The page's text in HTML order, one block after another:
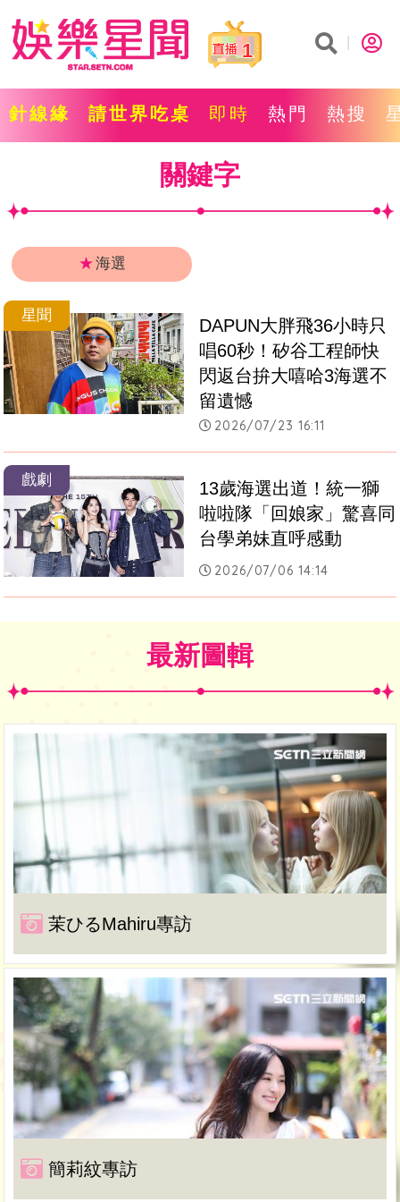
1
針線緣 請世界吃桌 即時 熱門 熱搜
關鍵字
★海選
星聞
DAPUN大胖飛36小時只
唱60秒！矽谷工程師快
閃返台拚大嘻哈3海選不
留遺憾
2026/07/23 16:11
戲劇
13歲海選出道！統一獅
啦啦隊「回娘家」驚喜同
台學弟妹直呼感動
2026/07/06 14:14
最新圖輯
茉ひるMahiru專訪
簡莉紋專訪